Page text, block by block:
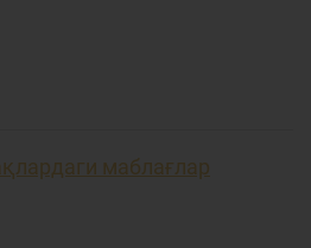
маблағлар